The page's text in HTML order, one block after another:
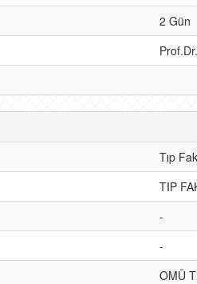
2 Gün
Tıp
TIP
-
-
OMÜ